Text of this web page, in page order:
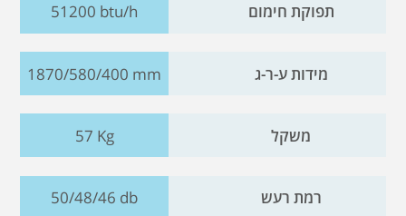
תפוקת חימום 51200 btu/h
מידות ע-ר-ג 1870/580/400 mm
משקל 57 Kg
רמת רעש 50/48/46 db